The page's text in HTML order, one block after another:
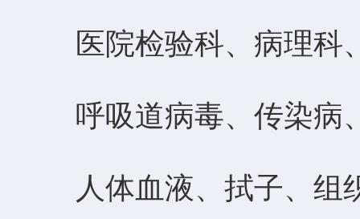
医院检验科、病理科
呼吸道病毒、传染病、
人体血液、拭子、组